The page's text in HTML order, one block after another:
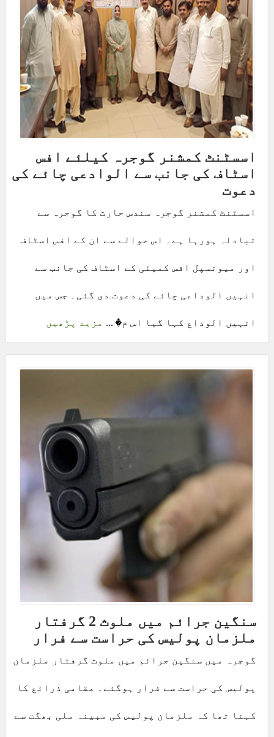
اسسٹنٹ کمشنر گوجرہ کیلئے افس
اسٹاف کی جانب سے الوادعی چائے کی
دعوت
اسسٹنٹ کمشنر گوجرہ سندس حارث کا گوجرہ سے
تبادلہ ہورہا ہے۔ اس حوالے سے ان کے افس اسٹاف
اور میونسپل افس کمیٹی کے اسٹاف کی جانب سے
انہیں الوداعی چائے کی دعوت دی گئی۔ جس میں
انہیں الوداع کہا گیا اس م� ... مزید پڑھیں
سنگین جرائم میں ملوث 2 گرفتار
ملزمان پولیس کی حراست سے فرار
گوجرہ میں سنگین جرائم میں ملوث گرفتار ملزمان
پولیس کی حراست سے فرار ہوگئے۔ مقامی ذرائع کا
کہنا تھا کہ ملزمان پولیس کی مبینہ ملی بھگت سے